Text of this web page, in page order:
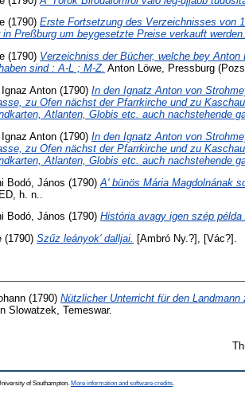
(1790) Erste Fortsetzung des Verzeichnisses von
in Preßburg um beygesetzte Preise verkauft werden.
(1790) Verzeichniss der Bücher, welche bey
sind : A-L ; M-Z. Anton Löwe, Pressburg
Anton (1790) In den Ignatz Anton von
zu Ofen nächst der Pfarrkirche und zu
Atlanten, Globis etc. auch nachstehende
Anton (1790) In den Ignatz Anton von
zu Ofen nächst der Pfarrkirche und zu
Atlanten, Globis etc. auch nachstehende
Bodó, János (1790) A' bünös Mária Magdolnának
h. n..
Bodó, János (1790) História avagy igen szép
(1790) Szűz leányok' dalljai. [Ambró Ny.?], [Vác?].
(1790) Nützlicher Unterricht für den
Slowatzek, Temeswar.
of Southampton. More information and software credits